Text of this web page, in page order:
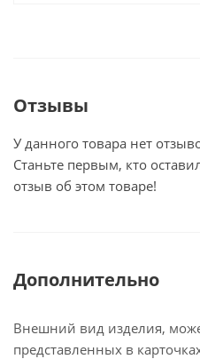
Отзывы
У данного товара нет
Станьте первым, кто
отзыв об этом товаре!
Дополнительно
Внешний вид изделия,
представленных в